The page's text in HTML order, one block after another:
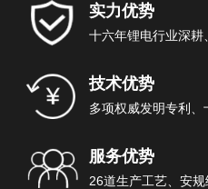
实力优势
十六年锂电行业深耕
技术优势
多项权威发明专利
服务优势
26道生产工艺、安